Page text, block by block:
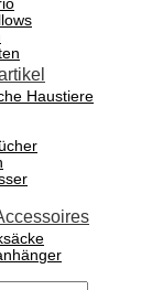
Haustiere